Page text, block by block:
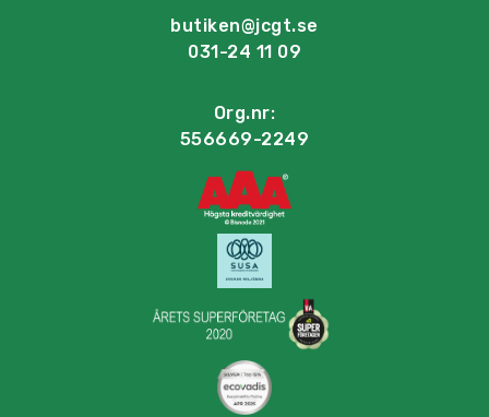
butiken@jcgt.se
031-24 11 09
Org.nr:
556669-2249